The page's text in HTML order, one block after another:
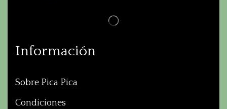
Información
Sobre Pica Pica
Condiciones